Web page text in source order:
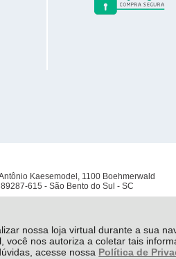
nossa loja virtual durante a sua
você nos autoriza a coletar tais
acesse nossa Política de
Kaesemodel, 1100 Boehmerwald
615 - São Bento do Sul - SC